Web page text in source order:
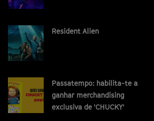
Resident Alien
Passatempo: habilita-te a
ganhar merchandising
exclusiva de 'CHUCKY'